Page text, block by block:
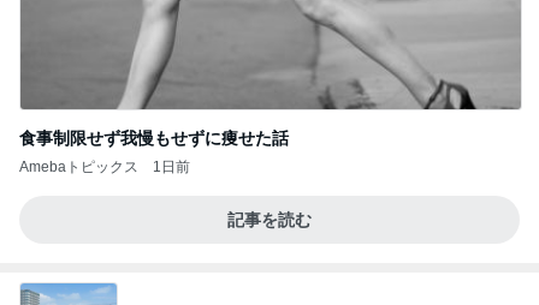
食事制限せず我慢もせずに痩せた話
Amebaトピックス 1日前
記事を読む